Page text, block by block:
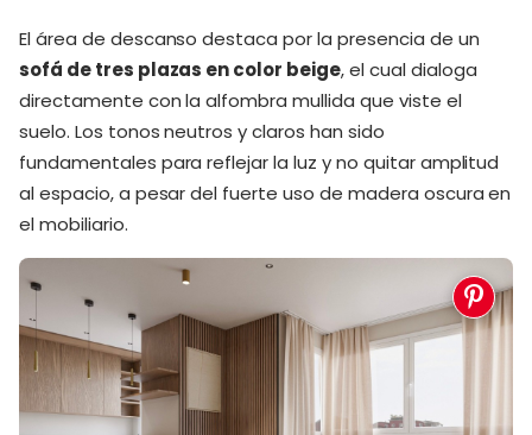
El área de descanso destaca por la presencia de un
sofá de tres plazas en color beige, el cual dialoga
directamente con la alfombra mullida que viste el
suelo. Los tonos neutros y claros han sido
fundamentales para reflejar la luz y no quitar amplitud
al espacio, a pesar del fuerte uso de madera oscura en
el mobiliario.